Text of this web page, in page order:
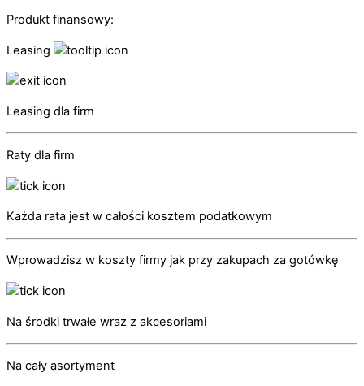
Produkt finansowy:
Leasing
Leasing dla firm
Raty dla firm
Każda rata jest w całości kosztem podatkowym
Wprowadzisz w koszty firmy jak przy zakupach za gotówkę
Na środki trwałe wraz z akcesoriami
Na cały asortyment